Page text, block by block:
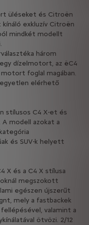
üléseket és Citroën
exkluzív Citroën
mindkét modellt
három
dízelmotort, az ëC4
foglal magában.
egyetlen elérhető
stílusos C4 X-et és
modell azokat a
és SUV-k helyett
X és a C4 X stílusa
megszokott
egészen újszerűt
mely a fastbackek
valamint a
ötvözi. 2/12